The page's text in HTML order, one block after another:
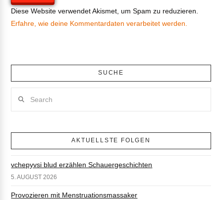
Diese Website verwendet Akismet, um Spam zu reduzieren.
Erfahre, wie deine Kommentardaten verarbeitet werden.
SUCHE
AKTUELLSTE FOLGEN
vchepyvsi blud erzählen Schauergeschichten
5. AUGUST 2026
Provozieren mit Menstruationsmassaker